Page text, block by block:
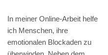
In meiner Online-Arbeit helfe
ich Menschen, ihre
emotionalen Blockaden zu